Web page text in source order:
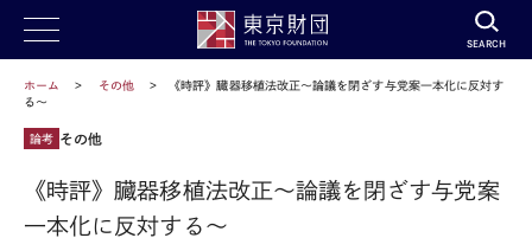
SEARCH
ホーム その他
《時評》臓器移植法改正～論議を閉ざす与党案一本化に反対す
る～
論考 その他
《時評》臓器移植法改正～論議を閉ざす与党案
一本化に反対する～